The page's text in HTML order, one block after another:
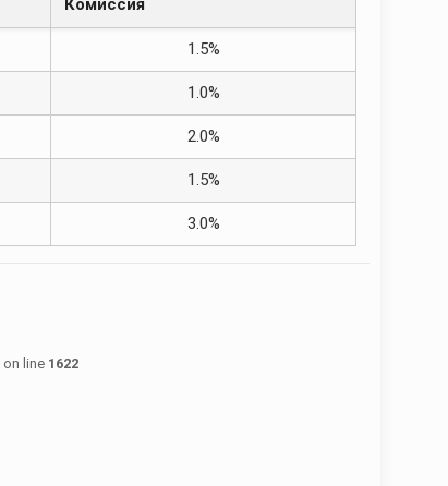
Комиссия
1.5%
1.0%
2.0%
1.5%
3.0%
on line 1622